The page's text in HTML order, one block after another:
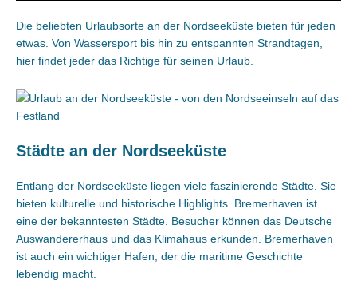
Die beliebten Urlaubsorte an der Nordseeküste bieten für jeden
etwas. Von Wassersport bis hin zu entspannten Strandtagen,
hier findet jeder das Richtige für seinen Urlaub.
Städte an der Nordseeküste
Entlang der Nordseeküste liegen viele faszinierende Städte. Sie
bieten kulturelle und historische Highlights. Bremerhaven ist
eine der bekanntesten Städte. Besucher können das Deutsche
Auswandererhaus und das Klimahaus erkunden. Bremerhaven
ist auch ein wichtiger Hafen, der die maritime Geschichte
lebendig macht.